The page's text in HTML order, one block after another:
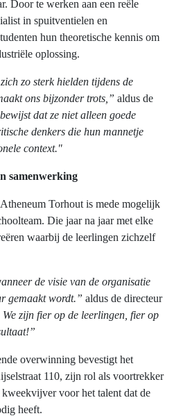
Door te werken aan een reële
in spuitventielen en
hun theoretische kennis om
oplossing.
zo sterk hielden tijdens de
ons bijzonder trots,” aldus de
dat ze niet alleen goede
denkers die hun mannetje
context."
samenwerking
Torhout is mede mogelijk
Die jaar na jaar met elke
waarbij de leerlingen zichzelf
de visie van de organisatie
gemaakt wordt.” aldus de directeur
zijn fier op de leerlingen, fier op
overwinning bevestigt het
110, zijn rol als voortrekker
voor het talent dat de
heeft.